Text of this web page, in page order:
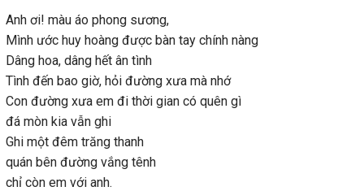
Anh ơi! màu áo phong sương,
Mình ước huy hoàng được bàn tay chính nàng
Dâng hoa, dâng hết ân tình
Tình đến bao giờ, hỏi đường xưa mà nhớ
Con đường xưa em đi thời gian có quên gì
đá mòn kia vẫn ghi
Ghi một đêm trăng thanh
quán bên đường vắng tênh
chỉ còn em với anh.